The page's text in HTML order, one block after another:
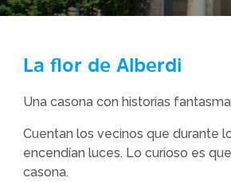
La flor de Alberdi
Una casona con historias
Cuentan los vecinos que durante
encendían luces. Lo curioso es
casona.